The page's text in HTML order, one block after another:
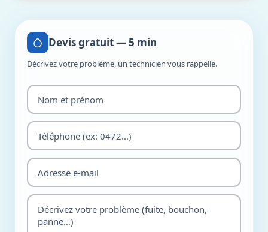
Devis gratuit — 5 min
Décrivez votre problème, un technicien vous rappelle.